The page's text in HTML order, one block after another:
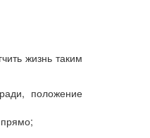
жизнь таким
положение